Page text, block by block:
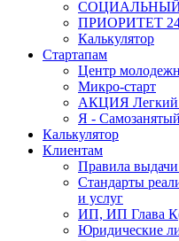
ПРИОРИТЕТ
Калькулятор
Стартапам
Центр
Микро-старт
АКЦИЯ Легкий
Я - Самозанятый
Калькулятор
Клиентам
Правила
Стандарты
и услуг
ИП, ИП Глава
Юридические